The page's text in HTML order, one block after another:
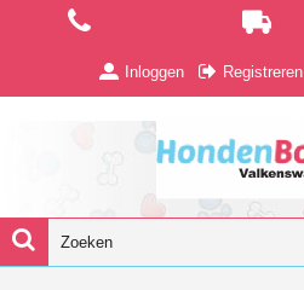
Inloggen Registreren